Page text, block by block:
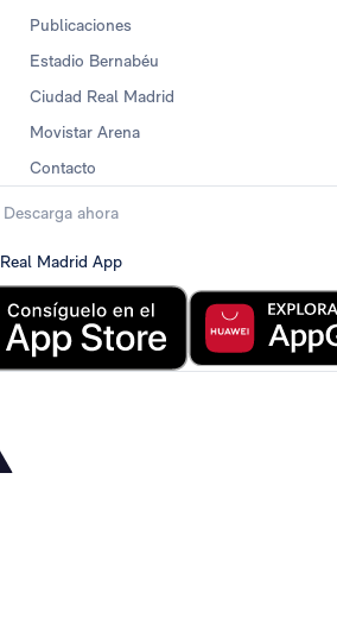
Publicaciones
Estadio Bernabéu
Ciudad Real Madrid
Movistar Arena
Contacto
Descarga ahora
Real Madrid App